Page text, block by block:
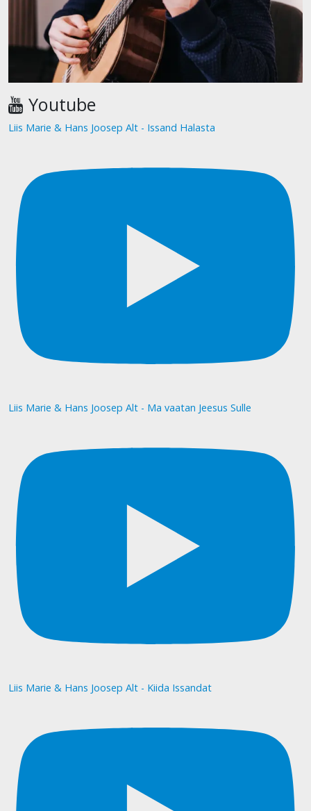
Youtube
Liis Marie & Hans Joosep Alt - Issand Halasta
Liis Marie & Hans Joosep Alt - Ma vaatan Jeesus Sulle
Liis Marie & Hans Joosep Alt - Kiida Issandat